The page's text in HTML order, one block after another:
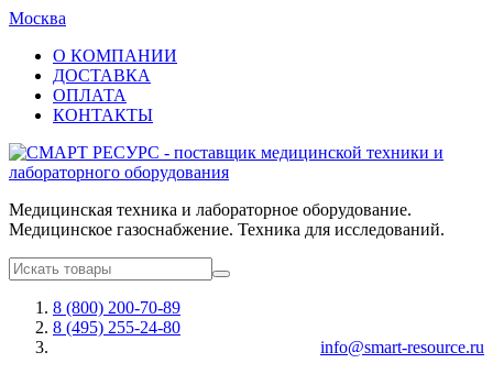
Москва
О КОМПАНИИ
ДОСТАВКА
ОПЛАТА
КОНТАКТЫ
Медицинская техника и лабораторное оборудование.
Медицинское газоснабжение. Техника для исследований.
8 (800) 200-70-89
8 (495) 255-24-80
info@smart-resource.ru